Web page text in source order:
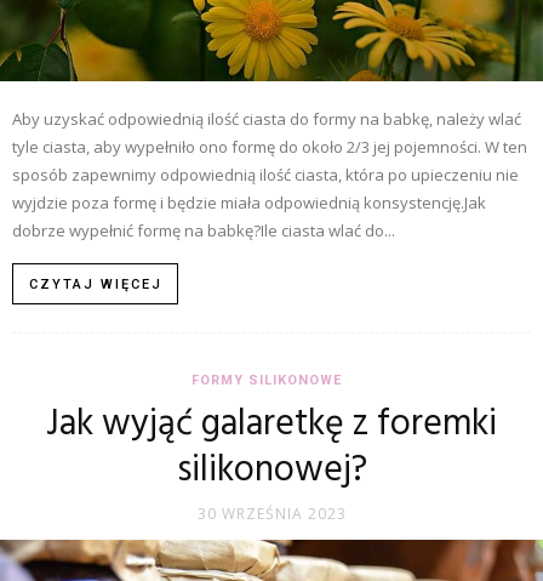
Aby uzyskać odpowiednią ilość ciasta do formy na babkę, należy wlać
tyle ciasta, aby wypełniło ono formę do około 2/3 jej pojemności. W ten
sposób zapewnimy odpowiednią ilość ciasta, która po upieczeniu nie
wyjdzie poza formę i będzie miała odpowiednią konsystencję.Jak
dobrze wypełnić formę na babkę?Ile ciasta wlać do...
CZYTAJ WIĘCEJ
FORMY SILIKONOWE
Jak wyjąć galaretkę z foremki
silikonowej?
30 WRZEŚNIA 2023